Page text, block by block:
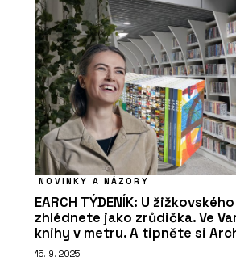
NOVINKY A NÁZORY
EARCH TÝDENÍK: U
zhlédnete jako zrůdička. Ve
knihy v metru. A tipněte si
15. 9. 2025